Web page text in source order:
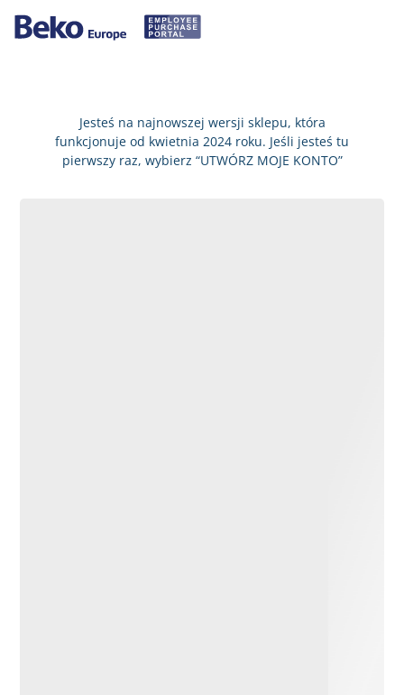
Jesteś na najnowszej wersji sklepu, która
funkcjonuje od kwietnia 2024 roku. Jeśli jesteś tu
pierwszy raz, wybierz “UTWÓRZ MOJE KONTO”